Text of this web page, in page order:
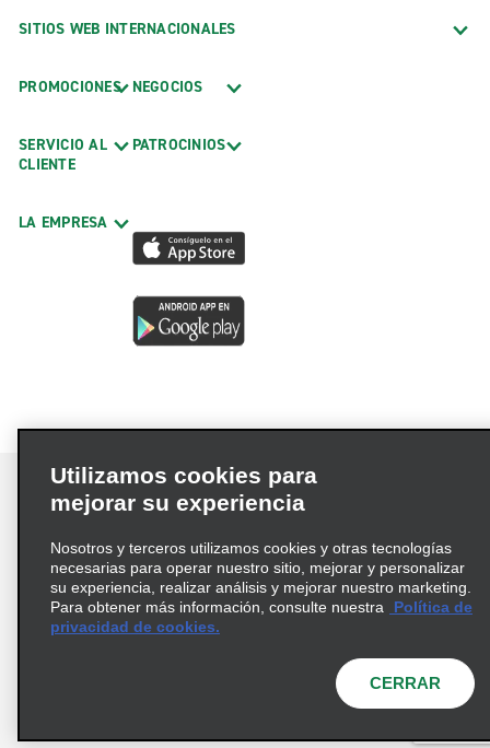
SITIOS WEB INTERNACIONALES
PROMOCIONES
SERVICIO AL
CLIENTE
LA EMPRESA
NEGOCIOS
PATROCINIOS
Términos de uso
Política de privacidad
Política de cookies
Información de Salud del Consumidor
© 2026 Enterprise Holdings, Inc. Todos los derechos
Utilizamos cookies para
mejorar su experiencia
Nosotros y terceros utilizamos cookies y otras tecnologías
necesarias para operar nuestro sitio, mejorar y personalizar
su experiencia, realizar análisis y mejorar nuestro marketing.
Para obtener más información, consulte nuestra
Política de
privacidad de cookies.
CERRAR